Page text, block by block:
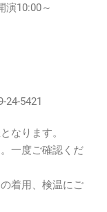
10:00～
5421
ります。
度ご確認くだ
用、検温にご